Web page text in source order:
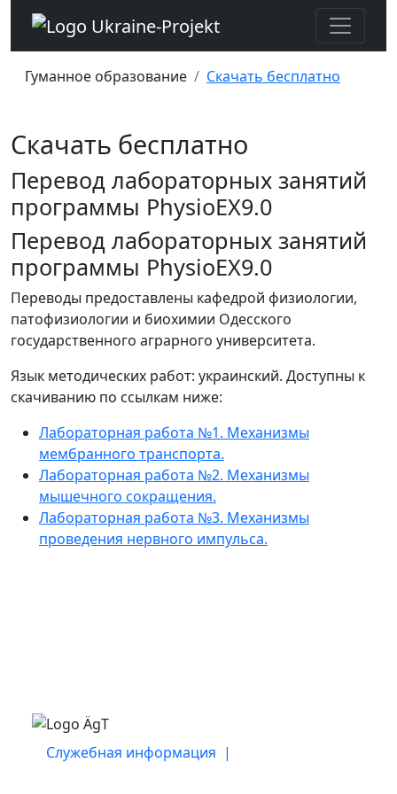
Гуманное образование Скачать бесплатно
Скачать бесплатно
Перевод лабораторных занятий
программы PhysioEX9.0
Перевод лабораторных занятий
программы PhysioEX9.0
Переводы предоставлены кафедрой физиологии,
патофизиологии и биохимии Одесского
государственного аграрного университета.
Язык методических работ: украинский. Доступны к
скачиванию по ссылкам ниже:
Лабораторная работа №1. Механизмы
мембранного транспорта.
Лабораторная работа №2. Механизмы
мышечного сокращения.
Лабораторная работа №3. Механизмы
проведения нервного импульса.
Служебная информация |